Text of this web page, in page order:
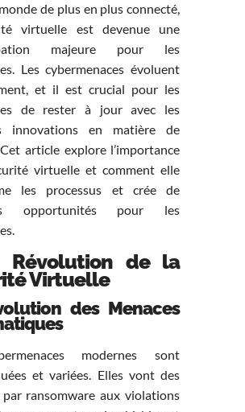
de plus en plus connecté,
virtuelle est devenue une
majeure pour les
Les cybermenaces évoluent
et il est crucial pour les
de rester à jour avec les
innovations en matière de
article explore l’importance
virtuelle et comment elle
les processus et crée de
opportunités pour les
Révolution de la
Virtuelle
des Menaces
modernes sont
et variées. Elles vont des
ransomware aux violations